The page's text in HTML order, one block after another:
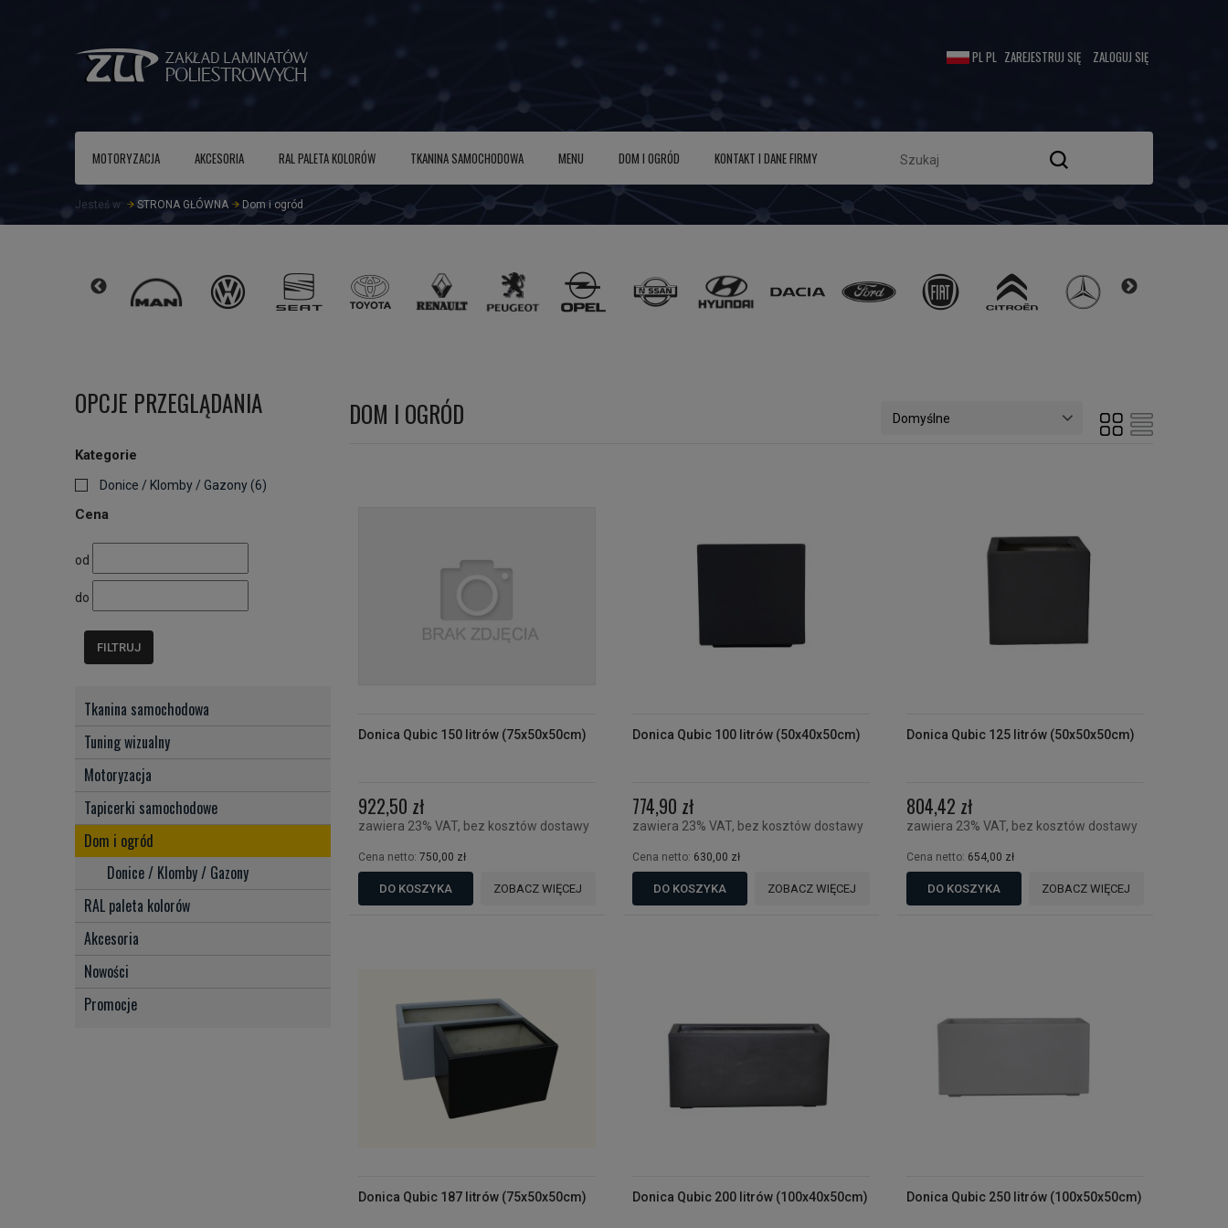
ZAREJESTRUJ SIĘ ZALOGUJ SIĘ
MOTORYZACJA AKCESORIA RAL PALETA KOLORÓW TKANINA SAMOCHODOWA MENU DOM I OGRÓD KONTAKT I DANE FIRMY
Jesteś w: STRONA GŁÓWNA Dom i ogród
OPCJE PRZEGLĄDANIA
Kategorie
Donice / Klomby / Gazony(6)
Cena
od
do
FILTRUJ
Tkanina samochodowa
Tuning wizualny
Motoryzacja
Tapicerki samochodowe
Dom i ogród
Donice / Klomby / Gazony
RAL paleta kolorów
Akcesoria
Nowości
Promocje
DOM I OGRÓD
Donica Qubic 150 litrów (75x50x50cm)
922,50 zł
zawiera 23% VAT, bez kosztów dostawy
Cena netto: 750,00 zł
DO KOSZYKA ZOBACZ WIĘCEJ
Donica Qubic 100 litrów (50x40x50cm)
774,90 zł
zawiera 23% VAT, bez kosztów dostawy
Cena netto: 630,00 zł
DO KOSZYKA ZOBACZ WIĘCEJ
Donica Qubic 125 litrów (50x50x50cm)
804,42 zł
zawiera 23% VAT, bez kosztów dostawy
Cena netto: 654,00 zł
DO KOSZYKA ZOBACZ WIĘCEJ
Donica Qubic 187 litrów (75x50x50cm) Donica Qubic 200 litrów (100x40x50cm) Donica Qubic 250 litrów (100x50x50cm)